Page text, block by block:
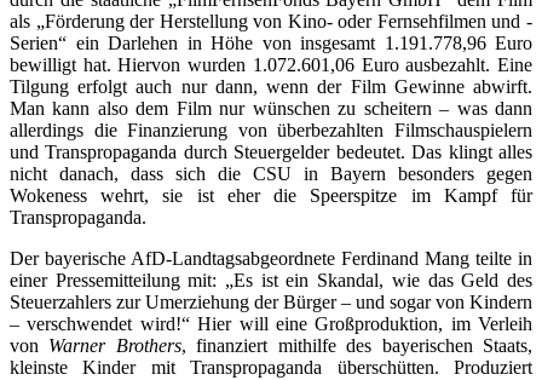
als „Förderung der Herstellung von Kino- oder Fernsehfilmen und -
Serien“ ein Darlehen in Höhe von insgesamt 1.191.778,96 Euro
bewilligt hat. Hiervon wurden 1.072.601,06 Euro ausbezahlt. Eine
Tilgung erfolgt auch nur dann, wenn der Film Gewinne abwirft.
Man kann also dem Film nur wünschen zu scheitern – was dann
allerdings die Finanzierung von überbezahlten Filmschauspielern
und Transpropaganda durch Steuergelder bedeutet. Das klingt alles
nicht danach, dass sich die CSU in Bayern besonders gegen
Wokeness wehrt, sie ist eher die Speerspitze im Kampf für
Transpropaganda.
Der bayerische AfD-Landtagsabgeordnete Ferdinand Mang teilte in
einer Pressemitteilung mit: „Es ist ein Skandal, wie das Geld des
Steuerzahlers zur Umerziehung der Bürger – und sogar von Kindern
– verschwendet wird!“ Hier will eine Großproduktion, im Verleih
von Warner Brothers, finanziert mithilfe des bayerischen Staats,
kleinste Kinder mit Transpropaganda überschütten. Produziert